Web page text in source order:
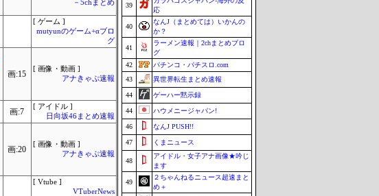
－5chまとめ
[ ゲーム ]
mutyunのゲーム+αブロ
グ
画:15
[ 画像・動画 ]
アナきゃぷ速報
画:7
[ アイドル ]
日向坂46まとめ速報
画:20
[ 画像・動画 ]
アナきゃぷ速報
[ Vtube ]
VTuberNews
39
応
40
なんJ（まとめては）いかんの
か？
41
ラーメン速報｜2chまとめブロ
グ
42
パチンコ・パチスロ.com
43
異世界転生まとめ速報
44 ゲーハー黙示録
44 ハウメニージャパン!
46 なんJ PUSH!!
47 くまニュース
48
アイドル・女子アナ画像★吟じ
ます
49
２ちゃんねるニュース超速まと
め＋